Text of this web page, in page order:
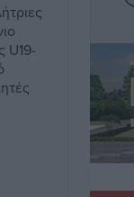
U19-
Γ’